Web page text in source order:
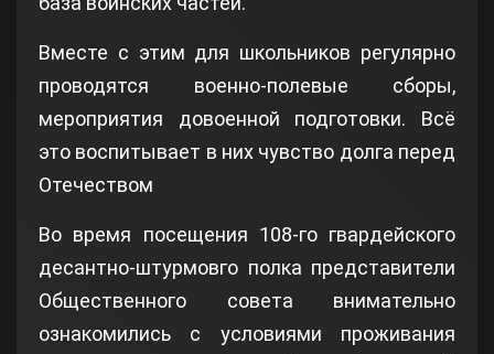
Вместе с этим для школьников регулярно
проводятся военно-полевые сборы,
мероприятия довоенной подготовки. Всё
это воспитывает в них чувство долга перед
Отечеством
Во время посещения 108-го гвардейского
десантно-штурмовго полка представители
Общественного совета внимательно
ознакомились с условиями проживания